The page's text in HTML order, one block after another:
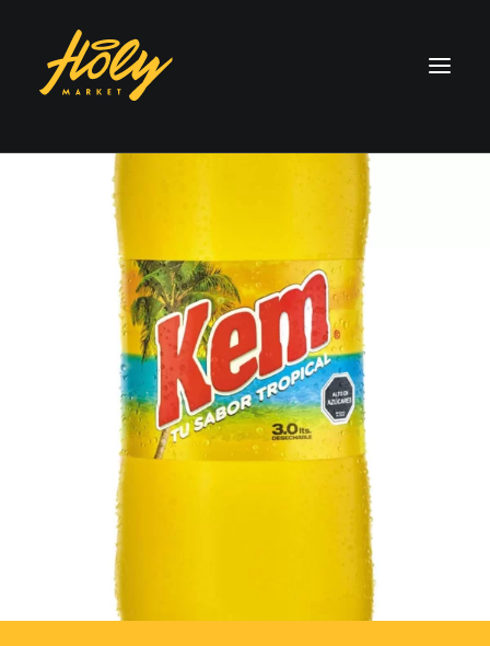
Franquicia